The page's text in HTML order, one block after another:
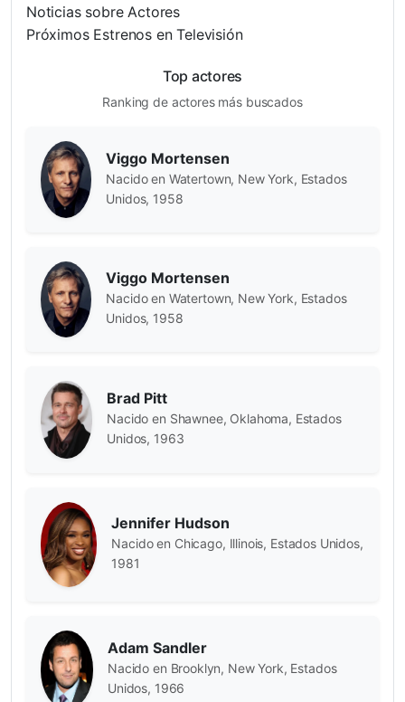
Noticias sobre Actores
Próximos Estrenos en Televisión
Top actores
Ranking de actores más buscados
Viggo Mortensen
Nacido en Watertown, New York, Estados
Unidos, 1958
Viggo Mortensen
Nacido en Watertown, New York, Estados
Unidos, 1958
Brad Pitt
Nacido en Shawnee, Oklahoma, Estados
Unidos, 1963
Jennifer Hudson
Nacido en Chicago, Illinois, Estados Unidos,
1981
Adam Sandler
Nacido en Brooklyn, New York, Estados
Unidos, 1966